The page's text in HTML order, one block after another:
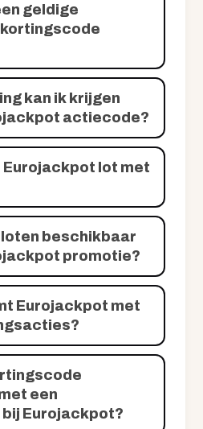
geldige
kan ik krijgen
actiecode?
Eurojackpot lot met
beschikbaar
promotie?
Eurojackpot met
een
Eurojackpot?